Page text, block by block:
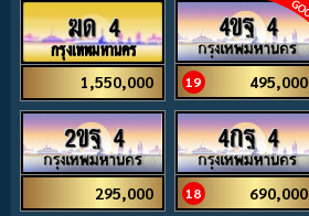
ฆด 4
กรุงเทพมหานคร
1,550,000
4ขฐ 4
19 495,000
2ขฐ 4
295,000
4กฐ 4
18 690,000